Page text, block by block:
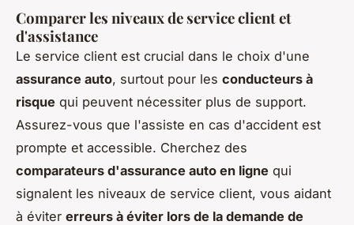
Comparer les niveaux de service client et
d'assistance
Le service client est crucial dans le choix d'une
assurance auto, surtout pour les conducteurs à
risque qui peuvent nécessiter plus de support.
Assurez-vous que l'assiste en cas d'accident est
prompte et accessible. Cherchez des
comparateurs d'assurance auto en ligne qui
signalent les niveaux de service client, vous aidant
à éviter erreurs à éviter lors de la demande de